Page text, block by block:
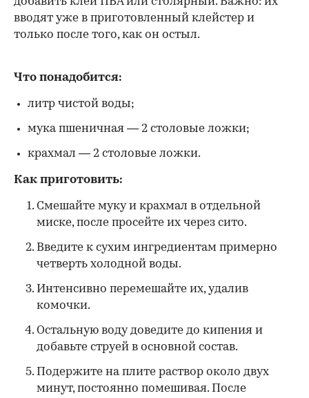
вводят уже в приготовленный клейстер и
только после того, как он остыл.
Что понадобится:
литр чистой воды;
мука пшеничная — 2 столовые ложки;
крахмал — 2 столовые ложки.
Как приготовить:
Смешайте муку и крахмал в отдельной
миске, после просейте их через сито.
Введите к сухим ингредиентам примерно
четверть холодной воды.
Интенсивно перемешайте их, удалив
комочки.
Остальную воду доведите до кипения и
добавьте струей в основной состав.
Подержите на плите раствор около двух
минут, постоянно помешивая. После